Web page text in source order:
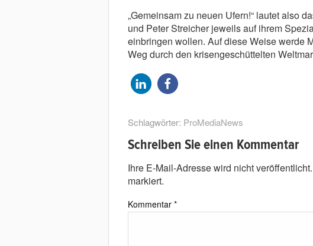
„Gemeinsam zu neuen Ufern!“ lautet also
und Peter Streicher jeweils auf ihrem
einbringen wollen. Auf diese Weise werde
Weg durch den krisengeschüttelten
Schlagwörter: ProMediaNews
Schreiben Sie einen Kommentar
Ihre E-Mail-Adresse wird nicht veröffentlicht.
markiert.
Kommentar *